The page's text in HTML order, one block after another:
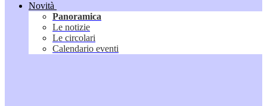
Novità
Panoramica
Le notizie
Le circolari
Calendario eventi